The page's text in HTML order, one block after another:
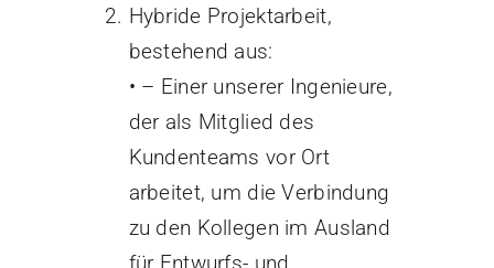
Hybride Projektarbeit,
bestehend aus:
• – Einer unserer Ingenieure,
der als Mitglied des
Kundenteams vor Ort
arbeitet, um die Verbindung
zu den Kollegen im Ausland